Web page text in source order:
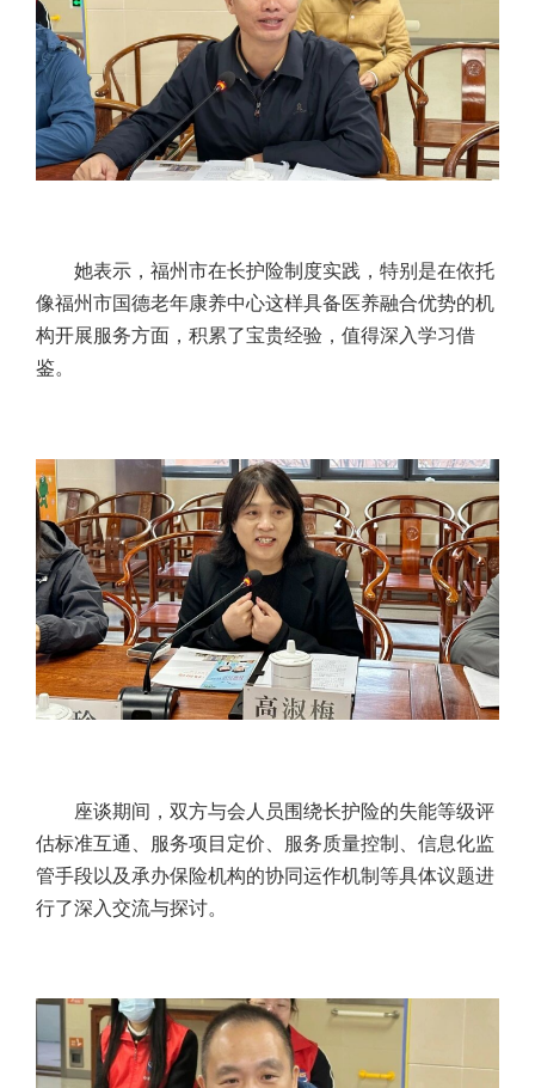
她表示，福州市在长护险制度实践，特别是在依托
像福州市国德老年康养中心这样具备医养融合优势的机
构开展服务方面，积累了宝贵经验，值得深入学习借
鉴。
座谈期间，双方与会人员围绕长护险的失能等级评
估标准互通、服务项目定价、服务质量控制、信息化监
管手段以及承办保险机构的协同运作机制等具体议题进
行了深入交流与探讨。